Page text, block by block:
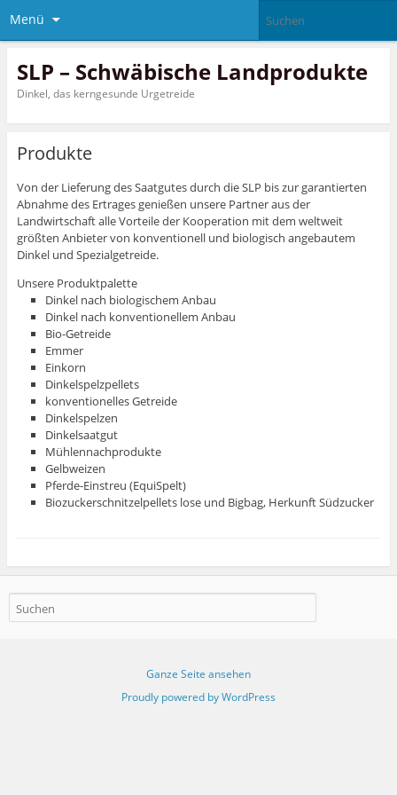
Menü
SLP – Schwäbische Landprodukte
Dinkel, das kerngesunde Urgetreide
Produkte
Von der Lieferung des Saatgutes durch die SLP bis zur garantierten
Abnahme des Ertrages genießen unsere Partner aus der
Landwirtschaft alle Vorteile der Kooperation mit dem weltweit
größten Anbieter von konventionell und biologisch angebautem
Dinkel und Spezialgetreide.
Unsere Produktpalette
Dinkel nach biologischem Anbau
Dinkel nach konventionellem Anbau
Bio-Getreide
Emmer
Einkorn
Dinkelspelzpellets
konventionelles Getreide
Dinkelspelzen
Dinkelsaatgut
Mühlennachprodukte
Gelbweizen
Pferde-Einstreu (EquiSpelt)
Biozuckerschnitzelpellets lose und Bigbag, Herkunft Südzucker
Ganze Seite ansehen
Proudly powered by WordPress